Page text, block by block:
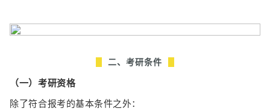
二、考研条件
（一）考研资格
除了符合报考的基本条件之外：